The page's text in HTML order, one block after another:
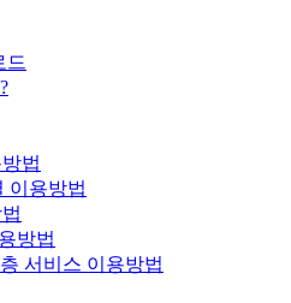
드
법
이용방법
방법
서비스 이용방법